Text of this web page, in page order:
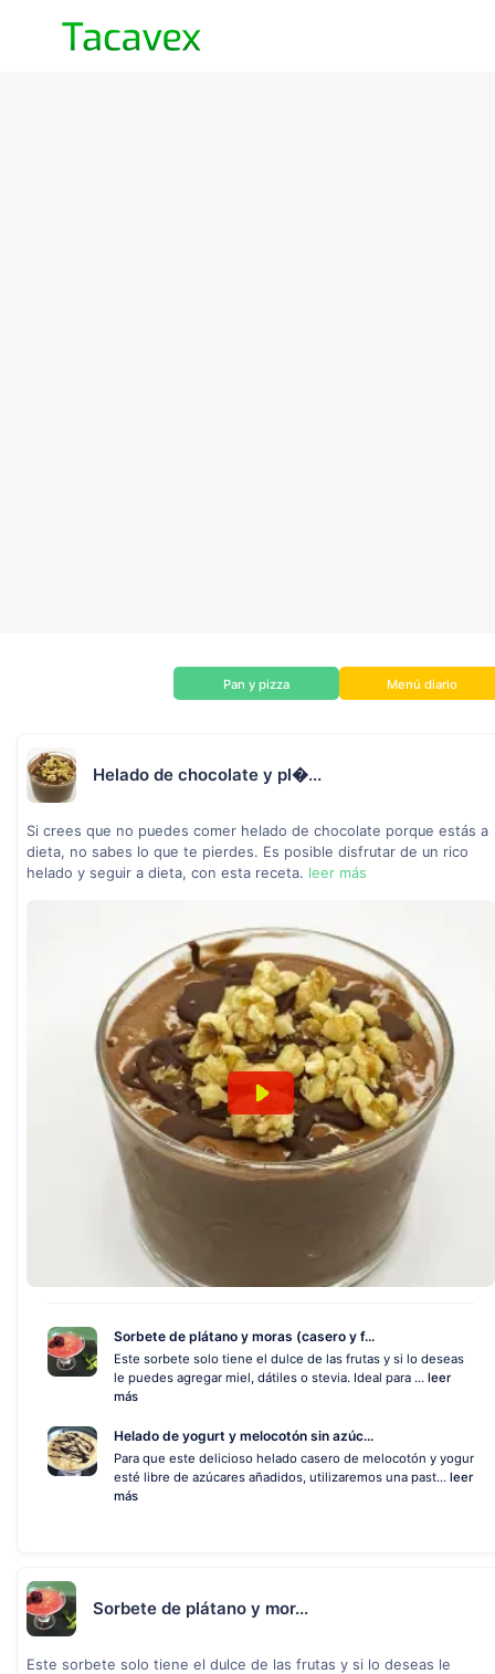
Pan y pizza Menú diario
Helado de chocolate y pl�...
Si crees que no puedes comer helado de chocolate porque estás a
dieta, no sabes lo que te pierdes. Es posible disfrutar de un rico
helado y seguir a dieta, con esta receta. leer más
Sorbete de plátano y moras (casero y f...
Este sorbete solo tiene el dulce de las frutas y si lo deseas
le puedes agregar miel, dátiles o stevia. Ideal para ... leer
más
Helado de yogurt y melocotón sin azúc...
Para que este delicioso helado casero de melocotón y yogur
esté libre de azúcares añadidos, utilizaremos una past... leer
más
Sorbete de plátano y mor...
Este sorbete solo tiene el dulce de las frutas y si lo deseas le